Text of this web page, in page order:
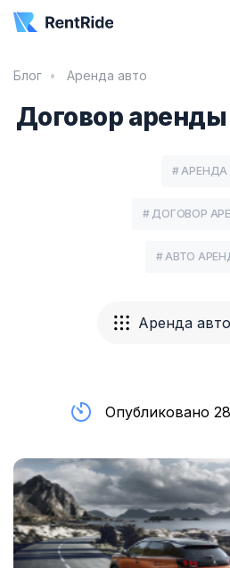
Блог Аренда авто
Договор
# АРЕНДА
# ДОГОВОР
# АВТО
Аренда авто
Опубликовано